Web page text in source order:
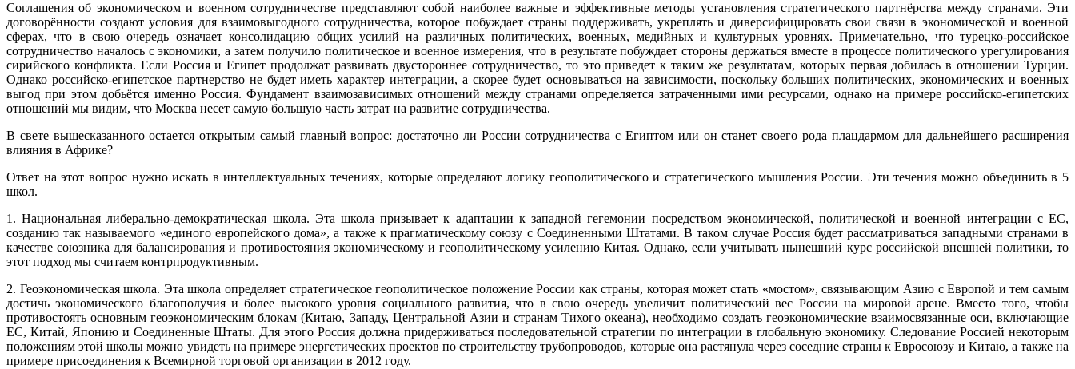
Соглашения об экономическом и военном сотрудничестве представляют собой наиболее важные и эффективные методы установления стратегического партнёрства между странами. Эти
договорённости создают условия для взаимовыгодного сотрудничества, которое побуждает страны поддерживать, укреплять и диверсифицировать свои связи в экономической и военной
сферах, что в свою очередь означает консолидацию общих усилий на различных политических, военных, медийных и культурных уровнях. Примечательно, что турецко-российское
сотрудничество началось с экономики, а затем получило политическое и военное измерения, что в результате побуждает стороны держаться вместе в процессе политического урегулирования
сирийского конфликта. Если Россия и Египет продолжат развивать двустороннее сотрудничество, то это приведет к таким же результатам, которых первая добилась в отношении Турции.
Однако российско-египетское партнерство не будет иметь характер интеграции, а скорее будет основываться на зависимости, поскольку больших политических, экономических и военных
выгод при этом добьётся именно Россия. Фундамент взаимозависимых отношений между странами определяется затраченными ими ресурсами, однако на примере российско-египетских
отношений мы видим, что Москва несет самую большую часть затрат на развитие сотрудничества.
В свете вышесказанного остается открытым самый главный вопрос: достаточно ли России сотрудничества с Египтом или он станет своего рода плацдармом для дальнейшего расширения
влияния в Африке?
Ответ на этот вопрос нужно искать в интеллектуальных течениях, которые определяют логику геополитического и стратегического мышления России. Эти течения можно объединить в 5
школ.
1. Национальная либерально-демократическая школа. Эта школа призывает к адаптации к западной гегемонии посредством экономической, политической и военной интеграции с ЕС,
созданию так называемого «единого европейского дома», а также к прагматическому союзу с Соединенными Штатами. В таком случае Россия будет рассматриваться западными странами в
качестве союзника для балансирования и противостояния экономическому и геополитическому усилению Китая. Однако, если учитывать нынешний курс российской внешней политики, то
этот подход мы считаем контрпродуктивным.
2. Геоэкономическая школа. Эта школа определяет стратегическое геополитическое положение России как страны, которая может стать «мостом», связывающим Азию с Европой и тем самым
достичь экономического благополучия и более высокого уровня социального развития, что в свою очередь увеличит политический вес России на мировой арене. Вместо того, чтобы
противостоять основным геоэкономическим блокам (Китаю, Западу, Центральной Азии и странам Тихого океана), необходимо создать геоэкономические взаимосвязанные оси, включающие
ЕС, Китай, Японию и Соединенные Штаты. Для этого Россия должна придерживаться последовательной стратегии по интеграции в глобальную экономику. Следование Россией некоторым
положениям этой школы можно увидеть на примере энергетических проектов по строительству трубопроводов, которые она растянула через соседние страны к Евросоюзу и Китаю, а также на
примере присоединения к Всемирной торговой организации в 2012 году.